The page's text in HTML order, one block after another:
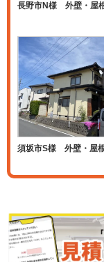
長野市N様 外壁・屋
須坂市S様 外壁・屋